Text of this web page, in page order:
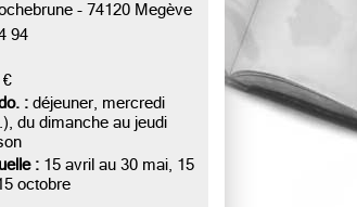
- 74120 Megève
94
€
: déjeuner, mercredi
du dimanche au jeudi
: 15 avril au 30 mai, 15
octobre